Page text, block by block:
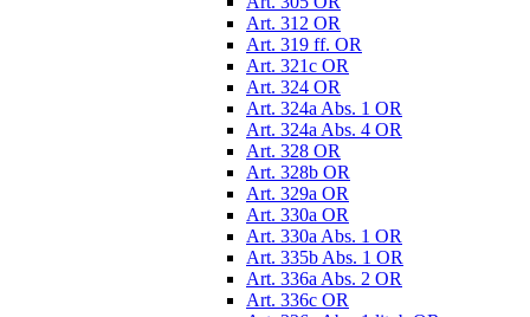
Art. 312 OR
Art. 319 ff. OR
Art. 321c OR
Art. 324 OR
Art. 324a Abs. 1 OR
Art. 324a Abs. 4 OR
Art. 328 OR
Art. 328b OR
Art. 329a OR
Art. 330a OR
Art. 330a Abs. 1 OR
Art. 335b Abs. 1 OR
Art. 336a Abs. 2 OR
Art. 336c OR